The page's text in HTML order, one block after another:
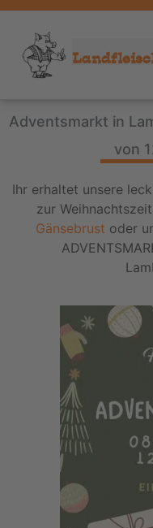
Adventsmarkt in
von
Ihr erhaltet unsere
zur
Gänsebrust oder